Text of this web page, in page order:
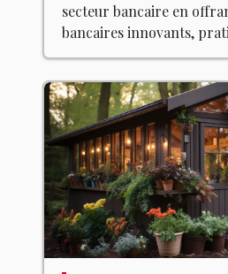
secteur bancaire en
bancaires innovants,